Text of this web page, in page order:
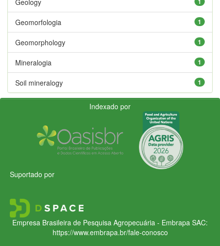
1
Geomorfologia
1
Geomorphology
1
Mineralogia
1
Soil mineralogy
Indexado por
Suportado por
Empresa Brasileira de Pesquisa Agropecuária - Embrapa SAC:
https://www.embrapa.br/fale-conosco